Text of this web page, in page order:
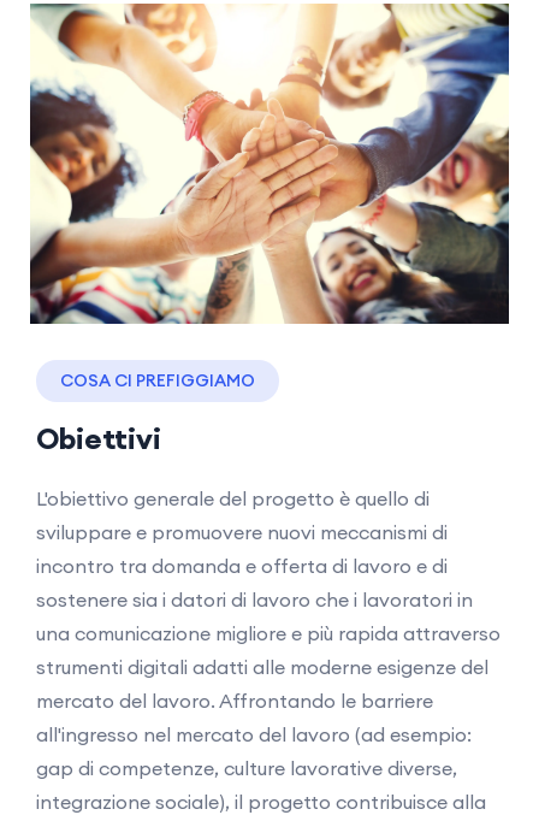
COSA CI PREFIGGIAMO
Obiettivi
L'obiettivo generale del progetto è quello di
sviluppare e promuovere nuovi meccanismi di
incontro tra domanda e offerta di lavoro e di
sostenere sia i datori di lavoro che i lavoratori in
una comunicazione migliore e più rapida attraverso
strumenti digitali adatti alle moderne esigenze del
mercato del lavoro. Affrontando le barriere
all'ingresso nel mercato del lavoro (ad esempio:
gap di competenze, culture lavorative diverse,
integrazione sociale), il progetto contribuisce alla